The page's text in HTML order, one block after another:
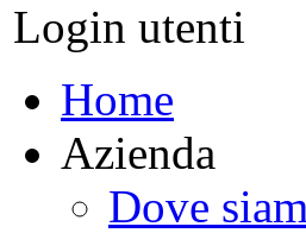
Login utenti
Home
Azienda
Dove